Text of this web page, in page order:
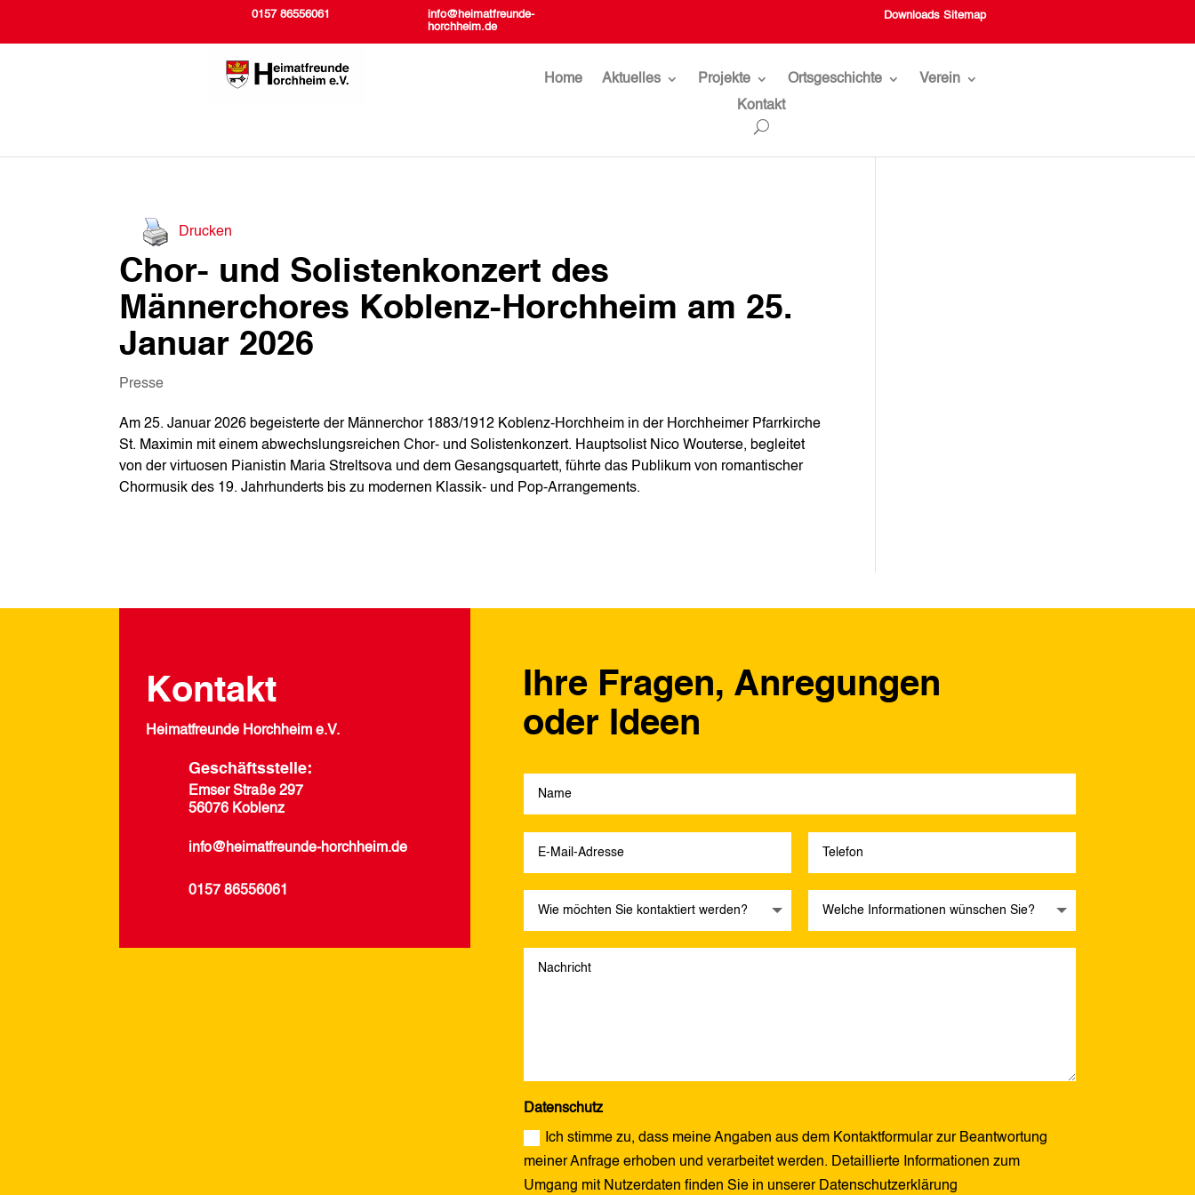
0157 86556061
info@heimatfreunde-
horchheim.de
Downloads Sitemap
Home Aktuelles Projekte Ortsgeschichte
Verein
Kontakt
Drucken
Chor- und Solistenkonzert des
Männerchores Koblenz-Horchheim am 25.
Januar 2026
Presse
Am 25. Januar 2026 begeisterte der Männerchor 1883/1912 Koblenz-Horchheim in der Horchheimer Pfarrkirche
St. Maximin mit einem abwechslungsreichen Chor‑ und Solistenkonzert. Hauptsolist Nico Wouterse, begleitet
von der virtuosen Pianistin Maria Streltsova und dem Gesangsquartett, führte das Publikum von romantischer
Chormusik des 19. Jahrhunderts bis zu modernen Klassik‑ und Pop‑Arrangements.
Kontakt
Heimatfreunde Horchheim e.V.
Geschäftsstelle:
Emser Straße 297
56076 Koblenz
info@heimatfreunde-horchheim.de
0157 86556061
Ihre Fragen, Anregungen
oder Ideen
Datenschutz
Ich stimme zu, dass meine Angaben aus dem Kontaktformular zur Beantwortung
meiner Anfrage erhoben und verarbeitet werden. Detaillierte Informationen zum
Umgang mit Nutzerdaten finden Sie in unserer Datenschutzerklärung